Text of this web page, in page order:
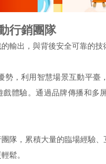
行銷團隊
輸出，與背後安全可靠的技
勢，利用智慧場景互動平
戲體驗。通過品牌傳播和多
隊，累積大量的臨場經驗
鬆。